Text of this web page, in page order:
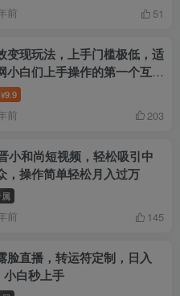
前 51
变现玩法，上手门槛极低，适
小白们上手操作的第一个互联
¥9.9
前 203
小和尚短视频，轻松吸引中
，操作简单轻松月入过万
前 145
脸直播，转运符定制，日入
小白秒上手